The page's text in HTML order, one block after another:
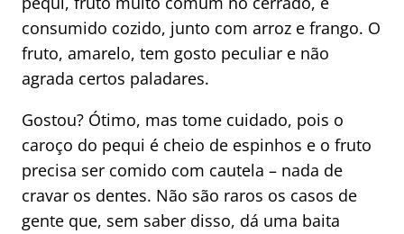
consumido cozido, junto com arroz e frango. O
fruto, amarelo, tem gosto peculiar e não
agrada certos paladares.
Gostou? Ótimo, mas tome cuidado, pois o
caroço do pequi é cheio de espinhos e o fruto
precisa ser comido com cautela – nada de
cravar os dentes. Não são raros os casos de
gente que, sem saber disso, dá uma baita